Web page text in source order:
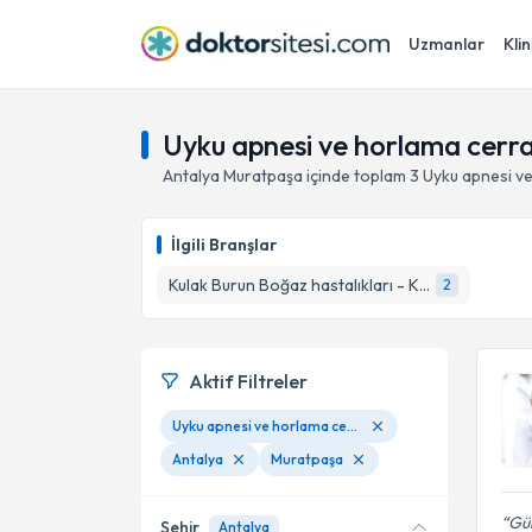
Uzmanlar
Uyku apnesi ve horlama
Antalya Muratpaşa içinde toplam 3 Uyku apnesi
İlgili Branşlar
Kulak Burun Boğaz hastalıkları - KBB
2
Aktif Filtreler
Uyku apnesi ve horlama cerrahisi
Antalya
Muratpaşa
Şehir Antalya